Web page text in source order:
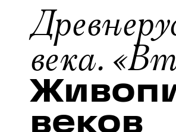
века.
веков